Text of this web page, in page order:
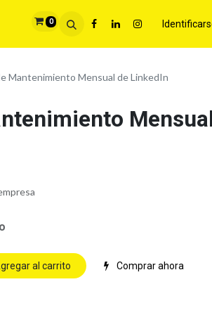
0
Mantenimiento Mensual de LinkedIn
al carrito Comprar ahora